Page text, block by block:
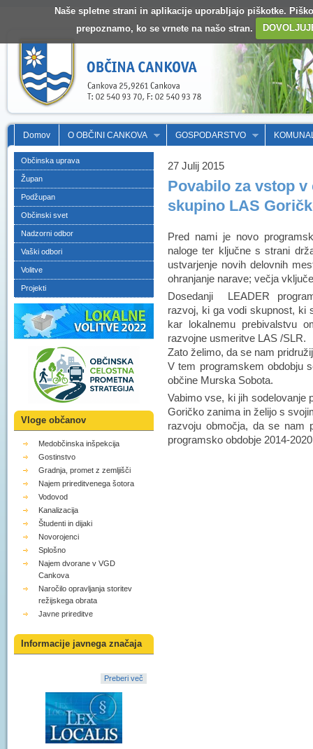
Naše spletne strani in aplikacije uporabljajo piškotke.
prepoznamo, ko se vrnete na našo stran.
Domov O OBČINI CANKOVA GOSPODARSTVO
Občinska uprava
Župan
Podžupan
Občinski svet
Nadzorni odbor
Vaški odbori
Volitve
Projekti
Vloge občanov
Medobčinska inšpekcija
Gostinstvo
Gradnja, promet z zemljišči
Najem prireditvenega šotora
Vodovod
Kanalizacija
Študenti in dijaki
Novorojenci
Splošno
Najem dvorane v VGD
Cankova
Naročilo opravljanja storitev
režijskega obrata
Javne prireditve
Informacije javnega značaja
Preberi več
27 Julij 2015
Povabilo za vstop
skupino LAS
Pred nami je novo
naloge ter ključne s strani
ustvarjenje novih delovnih
ohranjanje narave; večja
Dosedanji LEADER
razvoj, ki ga vodi skupnost, ki
kar lokalnemu prebivalstvu
razvojne usmeritve LAS /SLR.
Zato želimo, da se nam
V tem programskem obdobju
občine Murska Sobota.
Vabimo vse, ki jih sodelovanje
Goričko zanima in želijo s
razvoju območja, da se nam
programsko obdobje 2014-